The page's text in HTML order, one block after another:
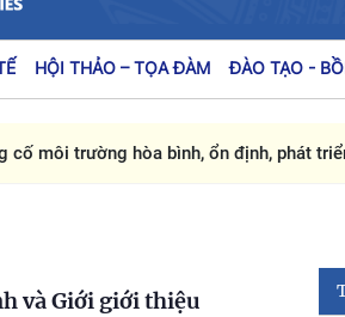
HỘI THẢO – TỌA ĐÀM ĐÀO TẠO -
môi trường hòa bình, ổn định, phát triển
và Giới giới thiệu